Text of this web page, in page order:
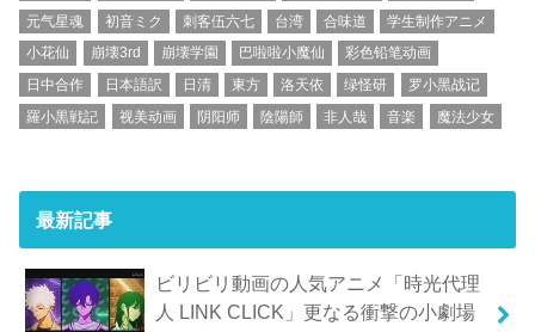
元气星魂
初音ミク 刺客伍六七 台湾 合味道
学生制作アニメ
小花仙
崩壊3rd 崩壊学園 巴啦啦小魔仙
彩色铅笔动画
日中合作
日本語訳 日清 東方 洛天依 绿怪研
罗小黑战记
羅小黒戦記
视美动画 阴阳师 陰陽師 非人哉 音楽 魔法少女
最新記事
ビリビリ動画の人気アニメ「時光代理
人 LINK CLICK」更なる衝撃の小劇場